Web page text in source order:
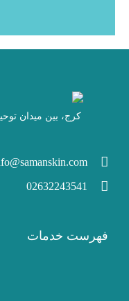
کرج، بین میدان
02632243541
فهرست خدمات